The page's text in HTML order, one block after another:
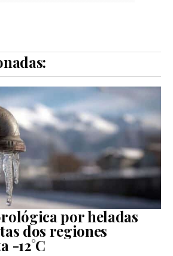
por heladas
dos regiones
-12°C